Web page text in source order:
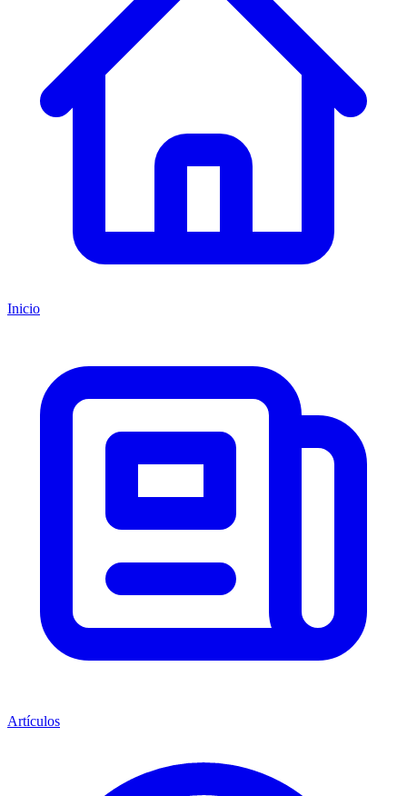
Inicio
Artículos